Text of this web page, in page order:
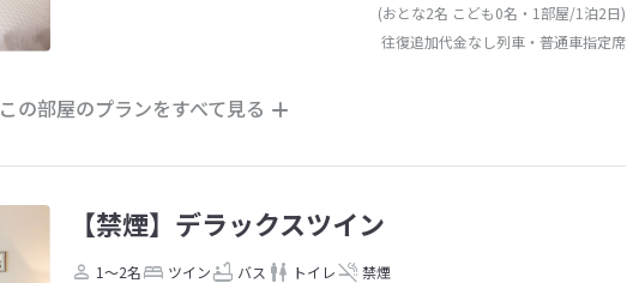
(おとな2名 こども0名・1部屋/1泊2日)
往復追加代金なし列車・普通車指定席
この部屋のプランをすべて見る
【禁煙】デラックスツイン
1～2名 ツイン バス トイレ 禁煙